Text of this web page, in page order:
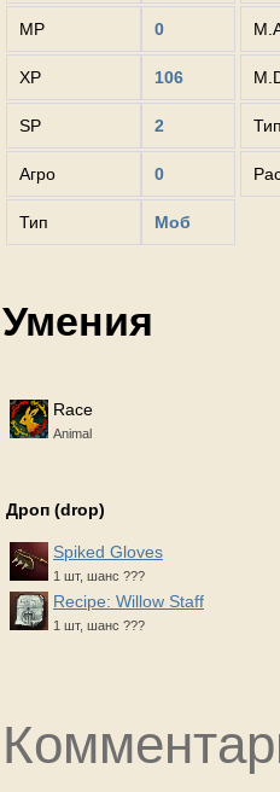
MP 0
XP 106
SP 2
Агро 0
Тип Моб
Умения
Race
Animal
Дроп (drop)
Spiked Gloves
1 шт, шанс ???
Recipe: Willow Staff
1 шт, шанс ???